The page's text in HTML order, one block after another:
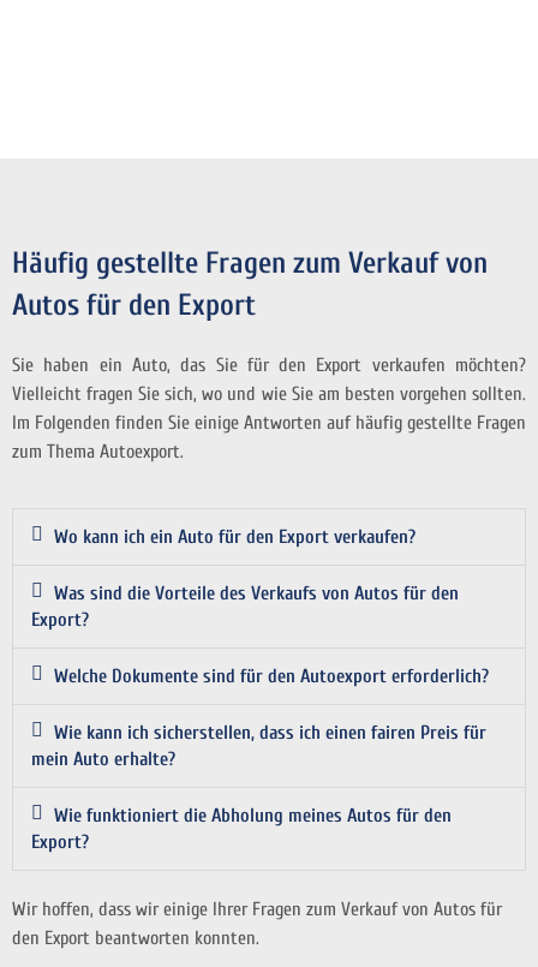
Häufig gestellte Fragen zum Verkauf von
Autos für den Export
Sie haben ein Auto, das Sie für den Export verkaufen möchten?
Vielleicht fragen Sie sich, wo und wie Sie am besten vorgehen sollten.
Im Folgenden finden Sie einige Antworten auf häufig gestellte Fragen
zum Thema Autoexport.
Wo kann ich ein Auto für den Export verkaufen?
Was sind die Vorteile des Verkaufs von Autos für den
Export?
Welche Dokumente sind für den Autoexport erforderlich?
Wie kann ich sicherstellen, dass ich einen fairen Preis für
mein Auto erhalte?
Wie funktioniert die Abholung meines Autos für den
Export?
Wir hoffen, dass wir einige Ihrer Fragen zum Verkauf von Autos für
den Export beantworten konnten.